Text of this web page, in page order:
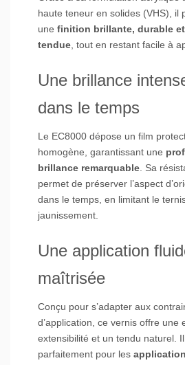
haute teneur en solides (VHS), il
une finition brillante, durable
tendue , tout en restant facile à
Une brillance
dans le temps
Le EC8000 dépose un film
homogène, garantissant une
brillance remarquable . Sa
permet de préserver l’aspect
dans le temps, en limitant le
jaunissement.
Une application
maîtrisée
Conçu pour s’adapter aux
d’application, ce vernis offre une
extensibilité et un tendu naturel.
parfaitement pour les